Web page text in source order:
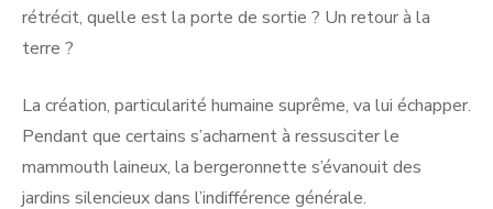
rétrécit, quelle est la porte de sortie ? Un retour à la
terre ?
La création, particularité humaine suprême, va lui échapper.
Pendant que certains s’acharnent à ressusciter le
mammouth laineux, la bergeronnette s’évanouit des
jardins silencieux dans l’indifférence générale.